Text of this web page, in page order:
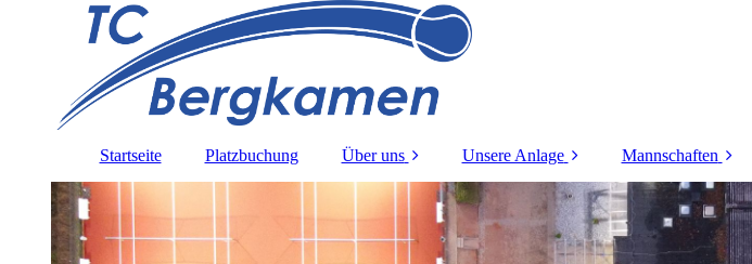
Startseite Platzbuchung Über uns
Satzung TCB e.V.
Unsere Anlage
Das Vereinsheim
Anlage und Plätze
Mannschaften
Herren
Herren 30